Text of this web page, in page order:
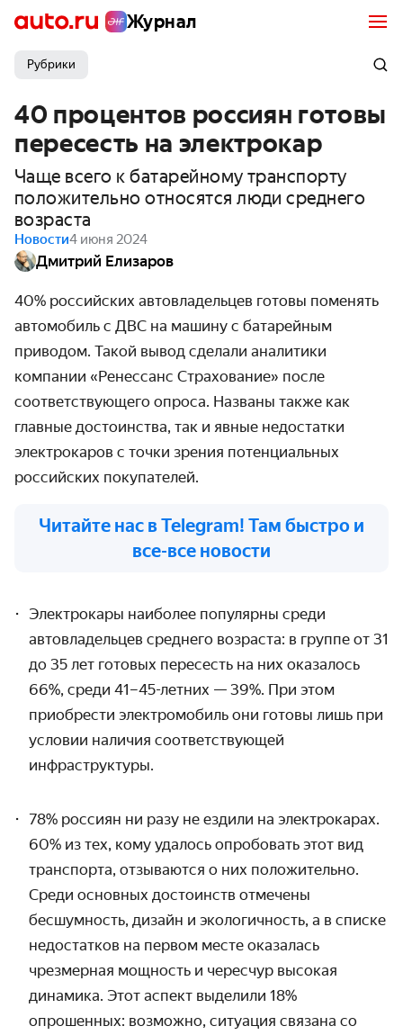
Журнал
Рубрики
40 процентов россиян готовы
пересесть на электрокар
Чаще всего к батарейному транспорту
положительно относятся люди среднего
возраста
Новости4 июня 2024
Дмитрий Елизаров
40% российских автовладельцев готовы поменять
автомобиль с ДВС на машину с батарейным
приводом. Такой вывод сделали аналитики
компании «Ренессанс Страхование» после
соответствующего опроса. Названы также как
главные достоинства, так и явные недостатки
электрокаров с точки зрения потенциальных
российских покупателей.
Читайте нас в Telegram! Там быстро и
все-все новости
Электрокары наиболее популярны среди
автовладельцев среднего возраста: в группе от 31
до 35 лет готовых пересесть на них оказалось
66%, среди 41–45-летних — 39%. При этом
приобрести электромобиль они готовы лишь при
условии наличия соответствующей
инфраструктуры.
78% россиян ни разу не ездили на электрокарах.
60% из тех, кому удалось опробовать этот вид
транспорта, отзываются о них положительно.
Среди основных достоинств отмечены
бесшумность, дизайн и экологичность, а в списке
недостатков на первом месте оказалась
чрезмерная мощность и чересчур высокая
динамика. Этот аспект выделили 18%
опрошенных: возможно, ситуация связана со